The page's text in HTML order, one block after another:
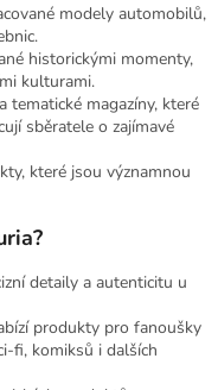
modely automobilů,
historickými momenty,
kulturami.
tematické magazíny, které
sběratele o zajímavé
které jsou významnou
detaily a autenticitu u
produkty pro fanoušky
fi, komiksů i dalších